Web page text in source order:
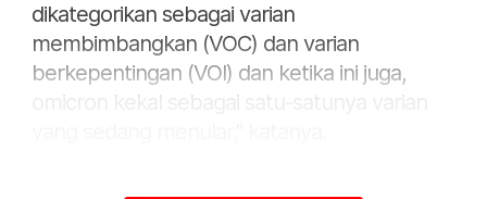
dikategorikan sebagai varian
membimbangkan (VOC) dan varian
berkepentingan (VOI) dan ketika ini juga,
omicron kekal sebagai satu-satunya varian